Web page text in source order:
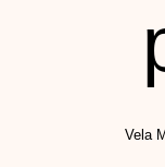
Vela